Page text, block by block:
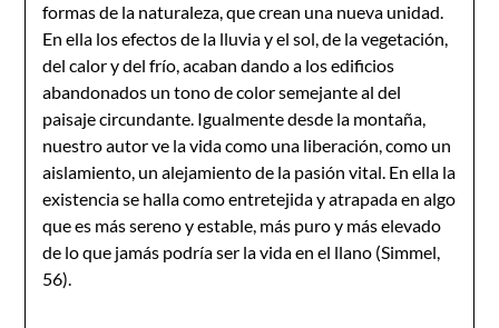
formas de la naturaleza, que crean una nueva unidad.
En ella los efectos de la lluvia y el sol, de la vegetación,
del calor y del frío, acaban dando a los edificios
abandonados un tono de color semejante al del
paisaje circundante. Igualmente desde la montaña,
nuestro autor ve la vida como una liberación, como un
aislamiento, un alejamiento de la pasión vital. En ella la
existencia se halla como entretejida y atrapada en algo
que es más sereno y estable, más puro y más elevado
de lo que jamás podría ser la vida en el llano (Simmel,
56).